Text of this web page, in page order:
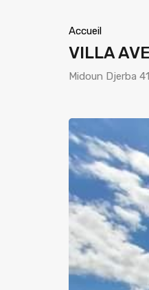
Accueil
VILLA
Midoun Djerba